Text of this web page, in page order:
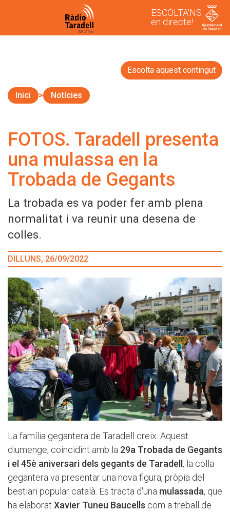
ESCOLTA'NS
en directe!
Escolta aquest contingut
Inici Notícies
FOTOS. Taradell presenta
una mulassa en la
Trobada de Gegants
La trobada es va poder fer amb plena
normalitat i va reunir una desena de
colles.
DILLUNS, 26/09/2022
La família gegantera de Taradell creix. Aquest
diumenge, coincidint amb la 29a Trobada de Gegants
i el 45è aniversari dels gegants de Taradell , la colla
gegantera va presentar una nova figura, pròpia del
bestiari popular català. Es tracta d'una mulassada, que
ha elaborat Xavier Tuneu Baucells com a treball de